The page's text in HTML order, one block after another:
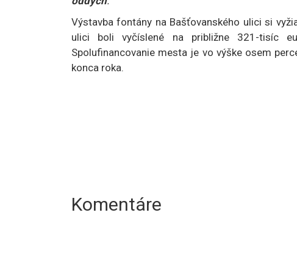
Výstavba fontány na Bašťovanského ulici si
ulici boli vyčíslené na približne 321-tisíc
Spolufinancovanie mesta je vo výške osem
konca roka.
Komentáre